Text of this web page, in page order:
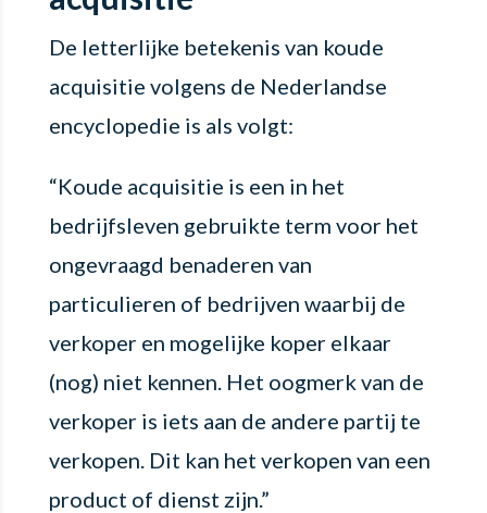
De letterlijke betekenis van koude
acquisitie volgens de Nederlandse
encyclopedie is als volgt:
“Koude acquisitie is een in het
bedrijfsleven gebruikte term voor het
ongevraagd benaderen van
particulieren of bedrijven waarbij de
verkoper en mogelijke koper elkaar
(nog) niet kennen. Het oogmerk van de
verkoper is iets aan de andere partij te
verkopen. Dit kan het verkopen van een
product of dienst zijn.”